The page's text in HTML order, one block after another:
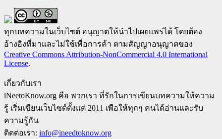
ทุกบทความในเว็บไซต์ อนุญาตให้นำไปเผยแพร่ได้ โดยต้อง
อ้างอิงที่มาและไม่ใช้เพื่อการค้า ตามสัญญาอนุญาตของ
Creative Commons Attribution-NonCommercial 4.0 International
License.
เกี่ยวกับเรา
iNeetoKnow.org คือ พวกเรา ที่รักในการเขียนบทความให้ความ
รู้ เริ่มเขียนเว็บไซต์ตั้งแต่ 2011 เพือให้ทุกๆ คนได้อ่านและรับ
ความรู้กัน
ติดต่อเรา: info@ineedtoknow.org